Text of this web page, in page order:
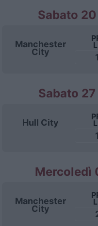
Sabato
Manchester
City
Sabato
Hull City
Mercoledì
Manchester
City